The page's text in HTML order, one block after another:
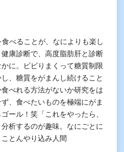
べることが、なによりも楽し
康診断で、高度脂肪肝と診断
に。ビビりまくって糖質制限
、糖質をがまんし続けること
べれる方法がないか研究をは
、食べたいものを極端にがま
ール！笑「これをやったら、
析するのが趣味。なにごとに
とんやり込み人間